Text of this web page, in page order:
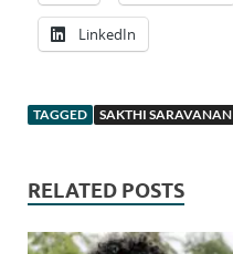
LinkedIn
TAGGED SAKTHI SARAVANAN
RELATED POSTS